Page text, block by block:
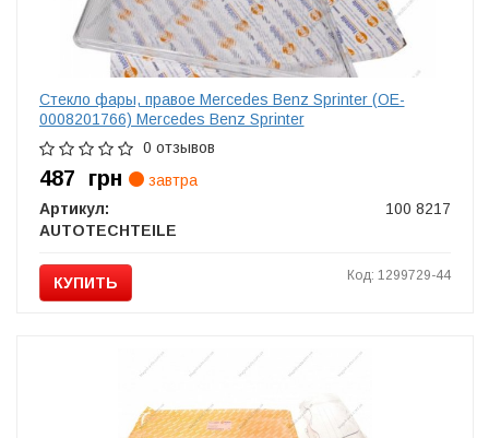
Стекло фары, правое Mercedes Benz Sprinter (OE-
0008201766) Mercedes Benz Sprinter
0 отзывов
487 грн
завтра
Артикул:
100 8217
AUTOTECHTEILE
КУПИТЬ Код: 1299729-44